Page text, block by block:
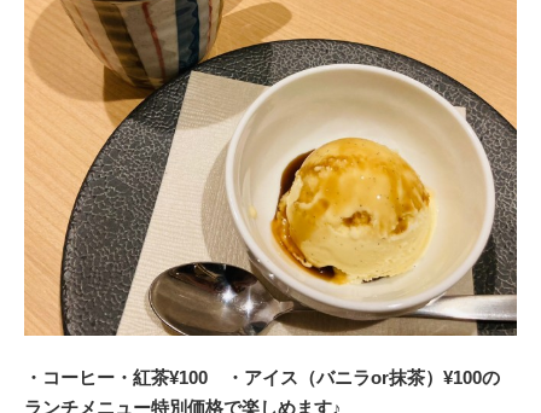
・コーヒー・紅茶¥100 ・アイス（バニラor抹茶）¥100の
ランチメニュー特別価格で楽しめます♪